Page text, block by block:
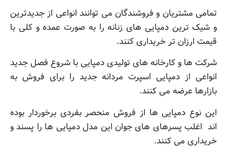
تمامی مشتریان و فروشندگان می توانند انواعی از جدیدترین
و شیک ترین دمپایی های زنانه را به صورت عمده و کلی با
قیمت ارزان تر خریداری کنند.
شرکت ها و کارخانه های تولیدی دمپایی با شروع فصل جدید
انواعی از دمپایی اسپرت مردانه جدید را برای فروش به
بازارها عرضه می کنند.
این نوع دمپایی ها از فروش منحصر بفردی برخوردار بوده
اند اغلب پسرهای های جوان این مدل دمپایی ها را پسند و
خریداری می کنند.